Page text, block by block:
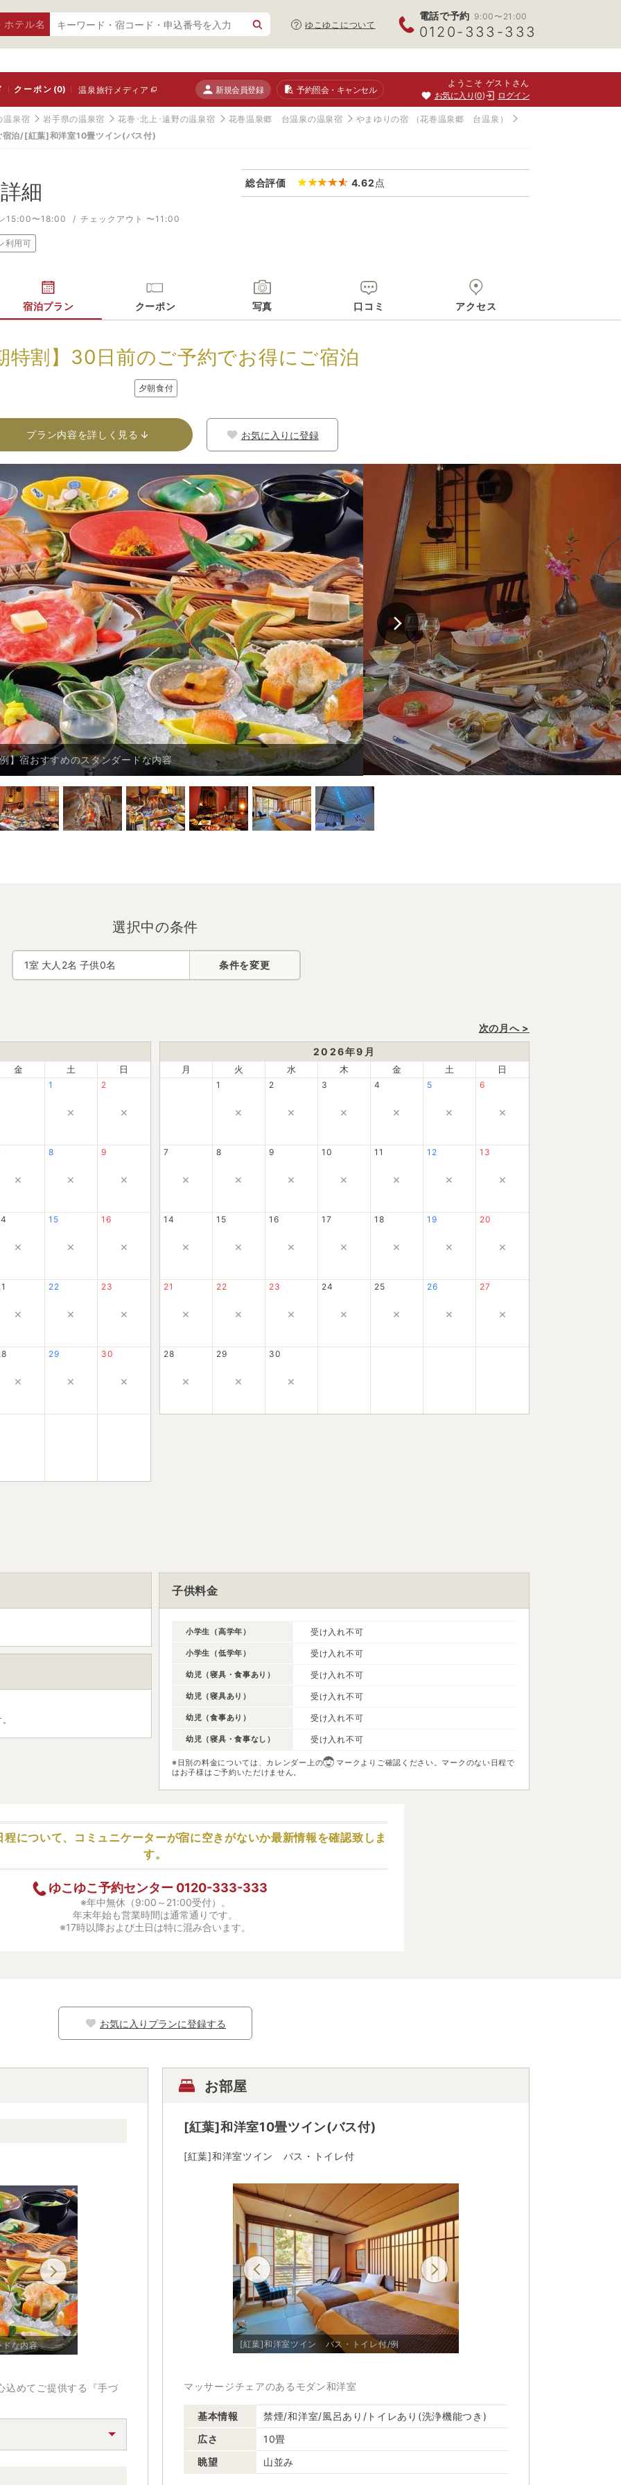
ホテル名 ゆこゆこについて
電話で予約 9:00〜21:00
0120-333-333
クーポン(0) 温泉旅行メディア 新規会員登録 予約照会・キャンセル
ようこそ ゲストさん
お気に入り 0 ログイン
温泉宿 岩手県の温泉宿 花巻･北上･遠野の温泉宿 花巻温泉郷 台温泉の温泉宿 やまゆりの宿
（花巻温泉郷 台温泉）
泊/[紅葉]和洋室10畳ツイン(バス付)
細
15:00〜18:00 チェックアウト 〜11:00
利用可
総合評価 4.62 点
宿泊プラン クーポン 写真 口コミ アクセス
特割】30日前のご予約でお得にご宿泊
夕朝食付
プラン内容を詳しく見る お気に入りに登録
】宿おすすめのスタンダードな内容
選択中の条件
1室 大人 2名 子供0名 条件を変更
次の月へ >
金 土 日
1
×
2
×
×
8
×
9
×
×
15
×
16
×
×
22
×
23
×
×
29
×
30
×
2026年9 月
月 火 水 木 金 土 日
1
×
2
×
3
×
4
×
5
×
6
×
7
×
8
×
9
×
10
×
11
×
12
×
13
×
14
×
15
×
16
×
17
×
18
×
19
×
20
×
21
×
22
×
23
×
24
×
25
×
26
×
27
×
28
×
29
×
30
×
子供料金
小学生（高学年） 受け入れ不可
小学生（低学年） 受け入れ不可
幼児（寝具・食事あり） 受け入れ不可
幼児（寝具あり） 受け入れ不可
幼児（食事あり） 受け入れ不可
幼児（寝具・食事なし） 受け入れ不可
※日別の料金については、カレンダー上の
マークよりご確認ください。マークのない日程で
はお子様はご予約いただけません。
程について、コミュニケーターが宿に空きがないか最新情報を確認致しま
す。
ゆこゆこ予約センター 0120-333-333
※年中無休（9:00～21:00受付）。
年末年始も営業時間は通常通りです。
※17時以降および土日は特に混み合います。
お気に入りプランに登録する
ドな内容
【夕食一例】前菜や厳選されたお造りからデザートま
【夕食一例】囲炉裏料理では新鮮な岩魚を炭火焼なら
ではの焼き加減で出来立てをどうぞ
込めてご提供する『手づ
お部屋
[紅葉]和洋室10畳ツイン(バス付)
[紅葉]和洋室ツイン バス・トイレ付
[紅葉]和洋室ツイン バス・トイレ付/例 [紅葉]和洋室ツイン バス・トイレ付/例
マッサージチェアのあるモダン和洋室
基本情報
禁煙/和洋室/風呂あり/トイレあり(洗浄機能つき)
広さ
10畳
眺望
山並み